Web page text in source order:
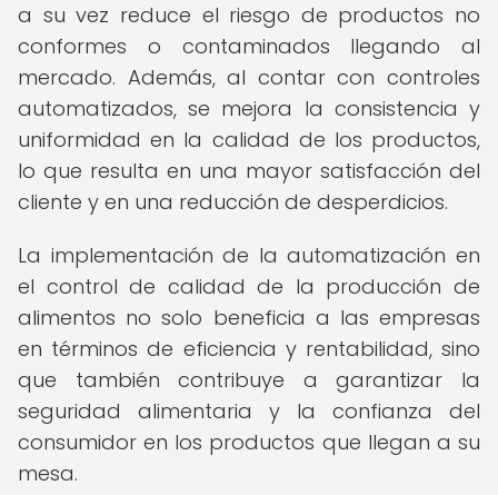
a su vez reduce el riesgo de productos no
conformes o contaminados llegando al
mercado. Además, al contar con controles
automatizados, se mejora la consistencia y
uniformidad en la calidad de los productos,
lo que resulta en una mayor satisfacción del
cliente y en una reducción de desperdicios.
La implementación de la automatización en
el control de calidad de la producción de
alimentos no solo beneficia a las empresas
en términos de eficiencia y rentabilidad, sino
que también contribuye a garantizar la
seguridad alimentaria y la confianza del
consumidor en los productos que llegan a su
mesa.